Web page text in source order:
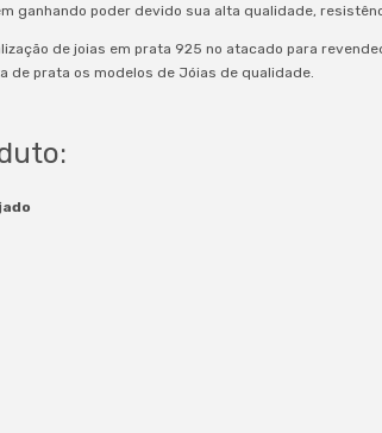
ganhando poder devido sua alta qualidade,
de joias em prata 925 no atacado para
de prata os modelos de Jóias de qualidade.